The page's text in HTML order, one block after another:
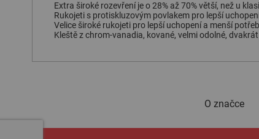
Extra široké rozevření je o 28% až 70% větší, než u
Rukojeti s protiskluzovým povlakem pro lepší
Velice široké rukojeti pro lepší uchopení a menší
Kleště z chrom-vanadia, kované, velmi odolné,
O značce